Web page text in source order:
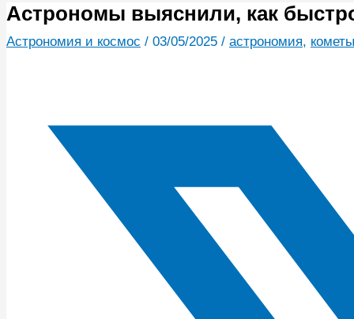
Астрономы выяснили, как
Астрономия и космос / 03/05/2025 / астрономия, кометы